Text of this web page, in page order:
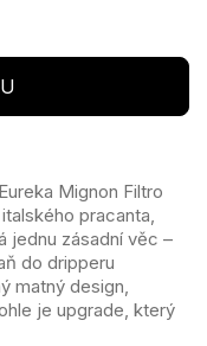
Mignon Filtro
pracanta,
jednu zásadní věc –
do dripperu
matný design,
je upgrade, který